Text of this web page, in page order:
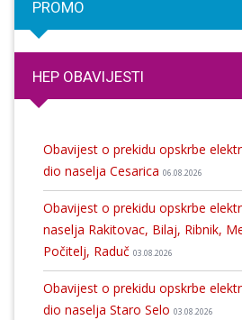
PROMO
HEP OBAVIJESTI
Obavijest o prekidu opskrbe
dio naselja Cesarica 06.08.2026
Obavijest o prekidu opskrbe
naselja Rakitovac, Bilaj, Ribnik,
Počitelj, Raduč 03.08.2026
Obavijest o prekidu opskrbe
dio naselja Staro Selo 03.08.2026